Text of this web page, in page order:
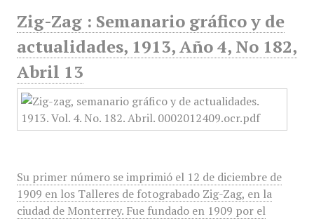
Zig-Zag : Semanario gráfico y de
actualidades, 1913, Año 4, No 182,
Abril 13
Su primer número se imprimió el 12 de diciembre de
1909 en los Talleres de fotograbado Zig-Zag, en la
ciudad de Monterrey. Fue fundado en 1909 por el